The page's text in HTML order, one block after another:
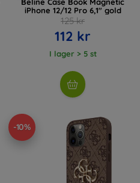
iPhone 12/12 Pro 6,1" gold
125 kr
112 kr
I lager > 5 st
-10%